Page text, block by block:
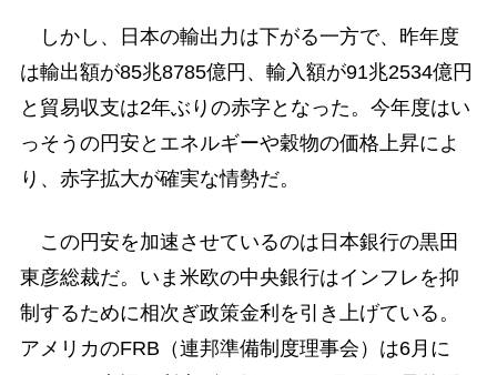
しかし、日本の輸出力は下がる一方で、昨年度
は輸出額が85兆8785億円、輸入額が91兆2534億円
と貿易収支は2年ぶりの赤字となった。今年度はい
っそうの円安とエネルギーや穀物の価格上昇によ
り、赤字拡大が確実な情勢だ。
この円安を加速させているのは日本銀行の黒田
東彦総裁だ。いま米欧の中央銀行はインフレを抑
制するために相次ぎ政策金利を引き上げている。
アメリカのFRB（連邦準備制度理事会）は6月に